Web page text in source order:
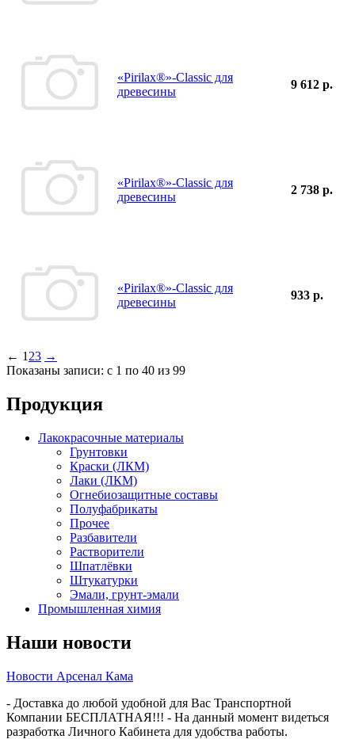
«Pirilax®»-Classic для
древесины
9 612 р.
«Pirilax®»-Classic для
древесины
2 738 р.
«Pirilax®»-Classic для
древесины
933 р.
← 1 23 →
Показаны записи: с 1 по 40 из 99
Продукция
Лакокрасочные материалы
Грунтовки
Краски (ЛКМ)
Лаки (ЛКМ)
Огнебиозащитные составы
Полуфабрикаты
Прочее
Разбавители
Растворители
Шпатлёвки
Штукатурки
Эмали, грунт-эмали
Промышленная химия
Наши новости
Новости Арсенал Кама
- Доставка до любой удобной для Вас Транспортной
Компании БЕСПЛАТНАЯ!!! - На данный момент видеться
разработка Личного Кабинета для удобства работы.